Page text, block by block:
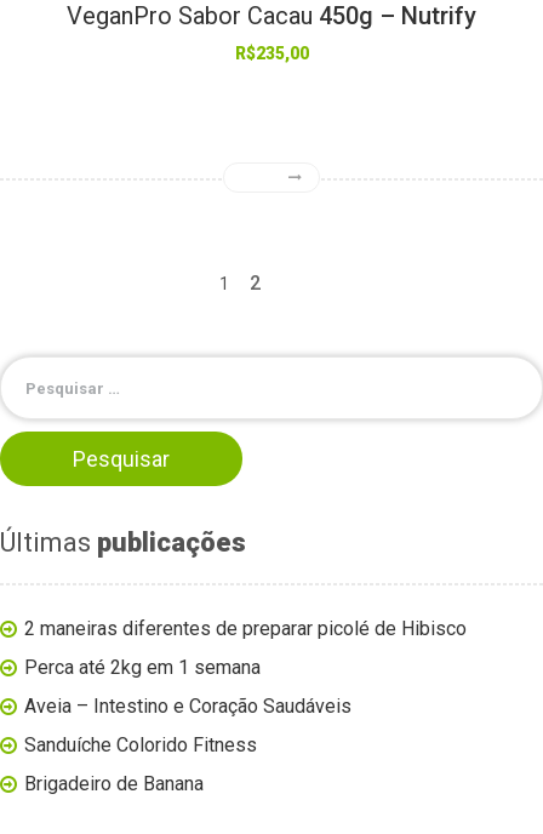
VeganPro Sabor Cacau 450g – Nutrify
R$235,00
1 2
Últimas publicações
2 maneiras diferentes de preparar picolé de Hibisco
Perca até 2kg em 1 semana
Aveia – Intestino e Coração Saudáveis
Sanduíche Colorido Fitness
Brigadeiro de Banana